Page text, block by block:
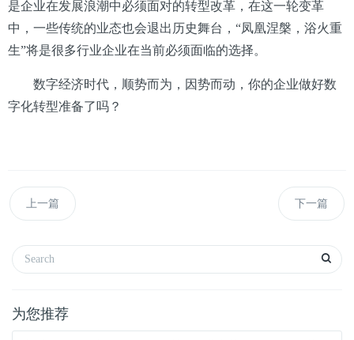
是企业在发展浪潮中必须面对的转型改革，在这一轮变革
中，一些传统的业态也会退出历史舞台，“凤凰涅槃，浴火重
生”将是很多行业企业在当前必须面临的选择。
数字经济时代，顺势而为，因势而动，你的企业做好数
字化转型准备了吗？
上一篇 下一篇
为您推荐